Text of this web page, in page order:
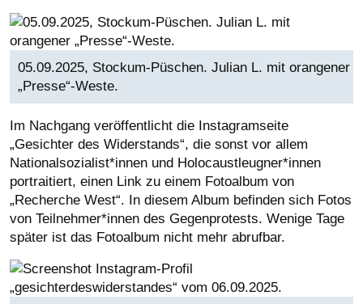
05.09.2025, Stockum-Püschen. Julian L. mit orangener
„Presse“-Weste.
Im Nachgang veröffentlicht die Instagramseite
„Gesichter des Widerstands“, die sonst vor allem
Nationalsozialist*innen und Holocaustleugner*innen
portraitiert, einen Link zu einem Fotoalbum von
„Recherche West“. In diesem Album befinden sich Fotos
von Teilnehmer*innen des Gegenprotests. Wenige Tage
später ist das Fotoalbum nicht mehr abrufbar.